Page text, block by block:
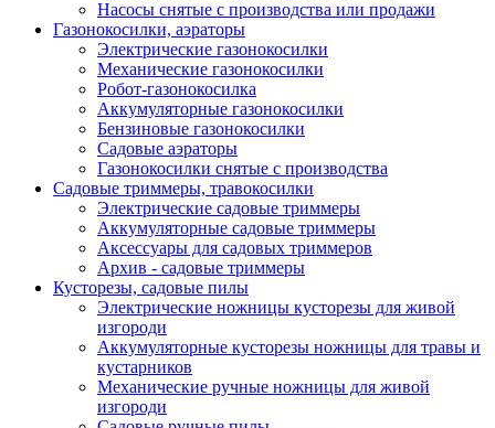
Насосы снятые с производства или продажи
Газонокосилки, аэраторы
Электрические газонокосилки
Механические газонокосилки
Робот-газонокосилка
Аккумуляторные газонокосилки
Бензиновые газонокосилки
Садовые аэраторы
Газонокосилки снятые с производства
Садовые триммеры, травокосилки
Электрические садовые триммеры
Аккумуляторные садовые триммеры
Аксессуары для садовых триммеров
Архив - садовые триммеры
Кусторезы, садовые пилы
Электрические ножницы кусторезы для живой
изгороди
Аккумуляторные кусторезы ножницы для травы и
кустарников
Механические ручные ножницы для живой
изгороди